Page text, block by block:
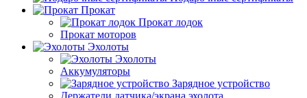
Прокат
Прокат лодок
Прокат моторов
Эхолоты
Эхолоты
Аккумуляторы
Зарядное устройство
Держатели датчика/экрана эхолота